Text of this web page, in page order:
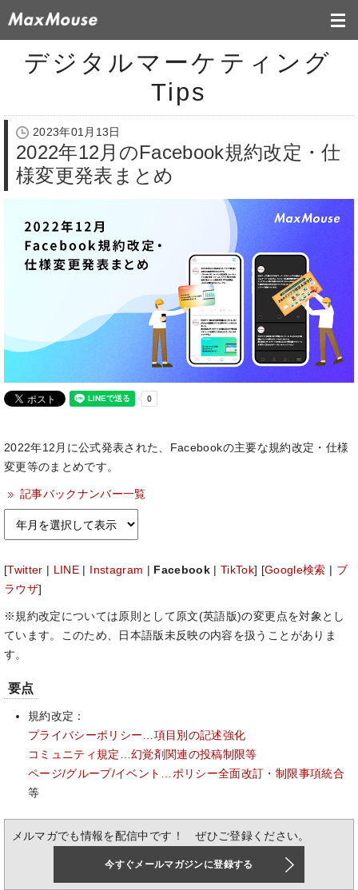
デジタルマーケティング
Tips
2023年01月13日
2022年12月のFacebook規約改定・仕
様変更発表まとめ
2022年12月に公式発表された、Facebookの主要な規約改定・仕様
変更等のまとめです。
記事バックナンバー一覧
[Twitter LINE Instagram Facebook |TikTok] [Google検索
ブ
ラウザ]
※規約改定については原則として原文(英語版)の変更点を対象とし
ています。このため、日本語版未反映の内容を扱うことがありま
す。
要点
規約改定：
プライバシーポリシー…項目別の記述強化
コミュニティ規定…幻覚剤関連の投稿制限等
ページ/グループ/イベント…ポリシー全面改訂・制限事項統合
等
メルマガでも情報を配信中です！ ぜひご登録ください。
今すぐメールマガジンに登録する